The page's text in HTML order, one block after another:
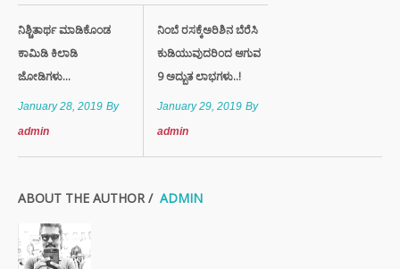
ನಿಶ್ಚಿತಾರ್ಥ ಮಾಡಿಕೊಂಡ
ಕಾಮಿಡಿ ಕಿಲಾಡಿ
ಜೋಡಿಗಳು...
January 28, 2019 By
admin
ನಿಂಬೆ ರಸಕ್ಕೆಅರಿಶಿನ ಬೆರೆಸಿ
ಕುಡಿಯುವುದರಿಂದ ಆಗುವ
9 ಅದ್ಬುತ ಲಾಭಗಳು..!
January 29, 2019 By
admin
ABOUT THE AUTHOR / ADMIN